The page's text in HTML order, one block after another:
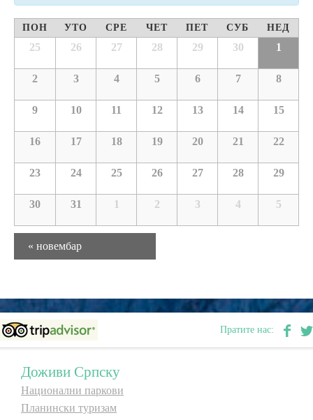
Еко туризам
Културни туризам
Гастрономија
Сеоски туризам
Омладински туризам
Дестинације
Мапа дестинација
Смјештај
ПОН УТО СРЕ ЧЕТ ПЕТ СУБ НЕД
25 26 27 28 29 30 1
2 3 4 5 6 7 8
9 10 11 12 13 14 15
16 17 18 19 20 21 22
23 24 25 26 27 28 29
30 31 1 2 3 4 5
Месечна
навигација
« новембар
Пратите нас:
Доживи Српску
Национални паркови
Планински туризам